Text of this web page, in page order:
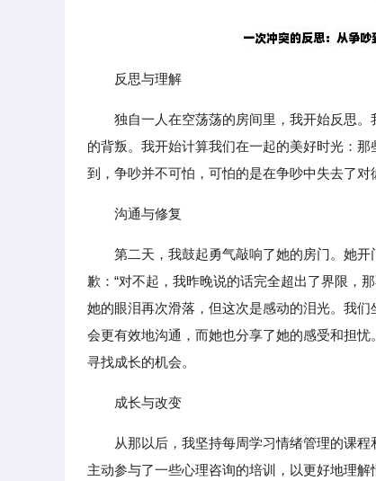
反思与理解
独自一人在空荡荡的房间里，我开始反思
的背叛。我开始计算我们在一起的美好时光：
到，争吵并不可怕，可怕的是在争吵中失去了对
沟通与修复
第二天，我鼓起勇气敲响了她的房门。她
歉：“对不起，我昨晚说的话完全超出了界限，
她的眼泪再次滑落，但这次是感动的泪光。我
会更有效地沟通，而她也分享了她的感受和担
寻找成长的机会。
成长与改变
从那以后，我坚持每周学习情绪管理的课
主动参与了一些心理咨询的培训，以更好地理